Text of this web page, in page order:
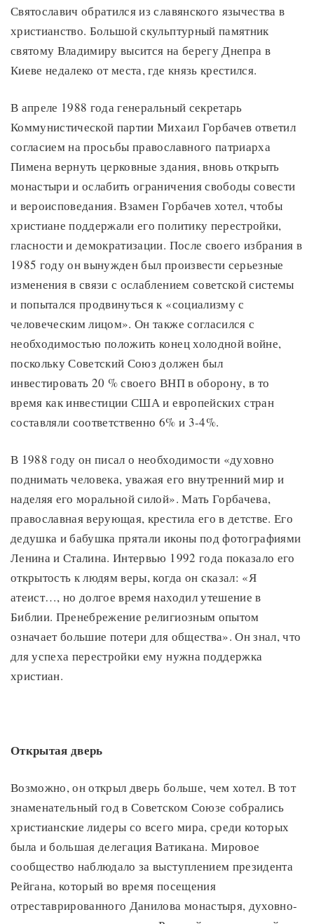
Святославич обратился из славянского язычества в
христианство. Большой скульптурный памятник
святому Владимиру высится на берегу Днепра в
Киеве недалеко от места, где князь крестился.
В апреле 1988 года генеральный секретарь
Коммунистической партии Михаил Горбачев ответил
согласием на просьбы православного патриарха
Пимена вернуть церковные здания, вновь открыть
монастыри и ослабить ограничения свободы совести
и вероисповедания. Взамен Горбачев хотел, чтобы
христиане поддержали его политику перестройки,
гласности и демократизации. После своего избрания в
1985 году он вынужден был произвести серьезные
изменения в связи с ослаблением советской системы
и попытался продвинуться к «социализму с
человеческим лицом». Он также согласился с
необходимостью положить конец холодной войне,
поскольку Советский Союз должен был
инвестировать 20 % своего ВНП в оборону, в то
время как инвестиции США и европейских стран
составляли соответственно 6% и 3-4%.
В 1988 году он писал о необходимости «духовно
поднимать человека, уважая его внутренний мир и
наделяя его моральной силой». Мать Горбачева,
православная верующая, крестила его в детстве. Его
дедушка и бабушка прятали иконы под фотографиями
Ленина и Сталина. Интервью 1992 года показало его
открытость к людям веры, когда он сказал: «Я
атеист…, но долгое время находил утешение в
Библии. Пренебрежение религиозным опытом
означает большие потери для общества». Он знал, что
для успеха перестройки ему нужна поддержка
христиан.
Открытая дверь
Возможно, он открыл дверь больше, чем хотел. В тот
знаменательный год в Советском Союзе собрались
христианские лидеры со всего мира, среди которых
была и большая делегация Ватикана. Мировое
сообщество наблюдало за выступлением президента
Рейгана, который во время посещения
отреставрированного Данилова монастыря, духовно-